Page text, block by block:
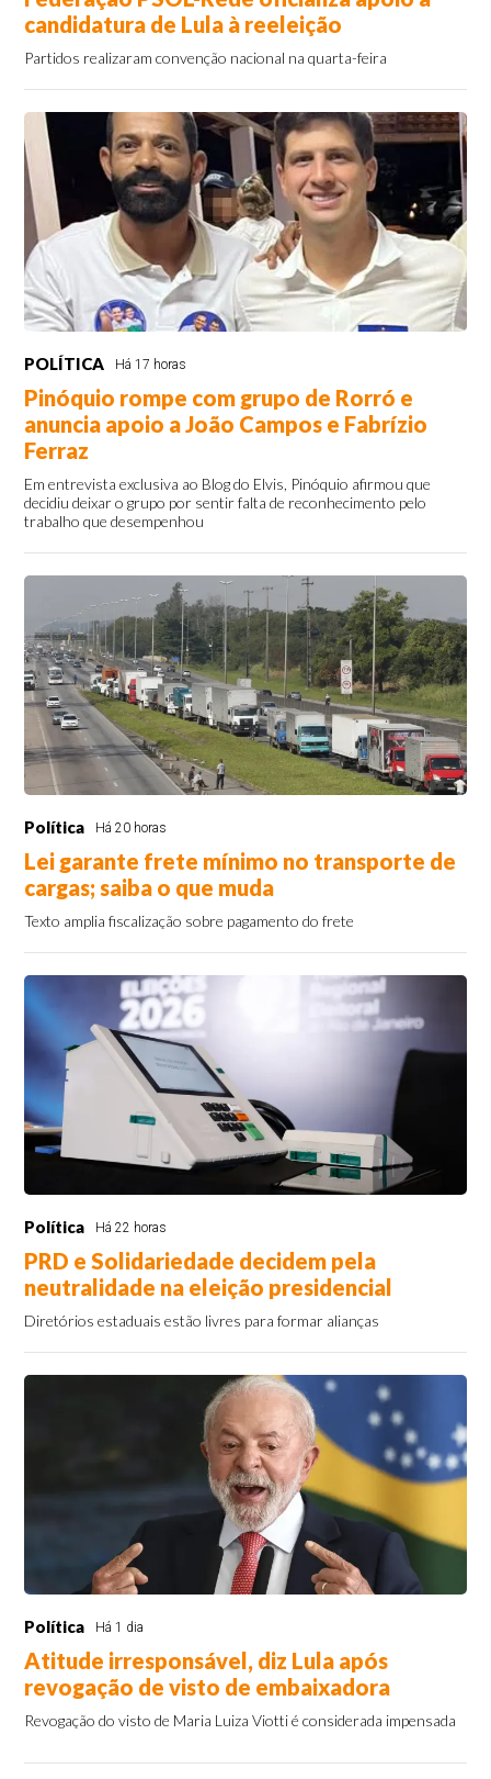
candidatura de Lula à reeleição
Partidos realizaram convenção nacional na quarta-feira
POLÍTICA Há 17 horas
Pinóquio rompe com grupo de Rorró e
anuncia apoio a João Campos e Fabrízio
Ferraz
Em entrevista exclusiva ao Blog do Elvis, Pinóquio afirmou que
decidiu deixar o grupo por sentir falta de reconhecimento pelo
trabalho que desempenhou
Política Há 20 horas
Lei garante frete mínimo no transporte de
cargas; saiba o que muda
Texto amplia fiscalização sobre pagamento do frete
Política Há 22 horas
PRD e Solidariedade decidem pela
neutralidade na eleição presidencial
Diretórios estaduais estão livres para formar alianças
Política Há 1 dia
Atitude irresponsável, diz Lula após
revogação de visto de embaixadora
Revogação do visto de Maria Luiza Viotti é considerada impensada